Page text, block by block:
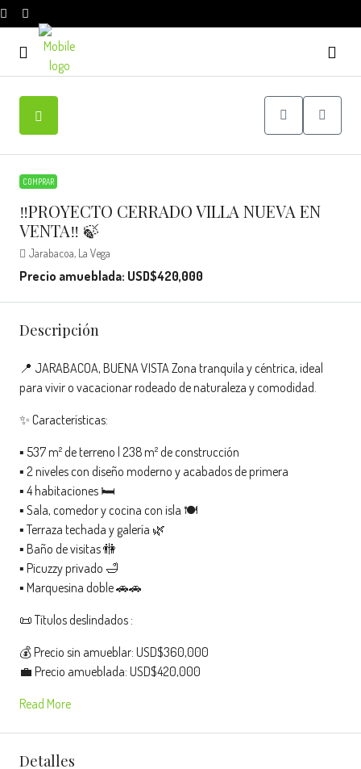
COMPRAR
‼️PROYECTO CERRADO VILLA NUEVA EN
VENTA‼️ 🍃
Jarabacoa, La Vega
Precio amueblada: USD$420,000
Descripción
📍 JARABACOA, BUENA VISTA Zona tranquila y céntrica, ideal
para vivir o vacacionar rodeado de naturaleza y comodidad.
✨ Características:
▪️ 537 m² de terreno | 238 m² de construcción
▪️ 2 niveles con diseño moderno y acabados de primera
▪️ 4 habitaciones 🛏️
▪️ Sala, comedor y cocina con isla 🍽️
▪️ Terraza techada y galería 🌿
▪️ Baño de visitas 🚻
▪️ Picuzzy privado 🛁
▪️ Marquesina doble 🚗🚗
📜 Títulos deslindados :
💰 Precio sin amueblar: USD$360,000
💼 Precio amueblada: USD$420,000
Read More
Detalles